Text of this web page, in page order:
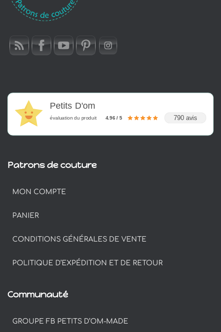
Petits D'om
évaluation du produit 4.96 / 5 790 avis
Patrons de couture
MON COMPTE
PANIER
CONDITIONS GÉNÉRALES DE VENTE
POLITIQUE D’EXPÉDITION ET DE RETOUR
Communauté
GROUPE FB PETITS D’OM-MADE